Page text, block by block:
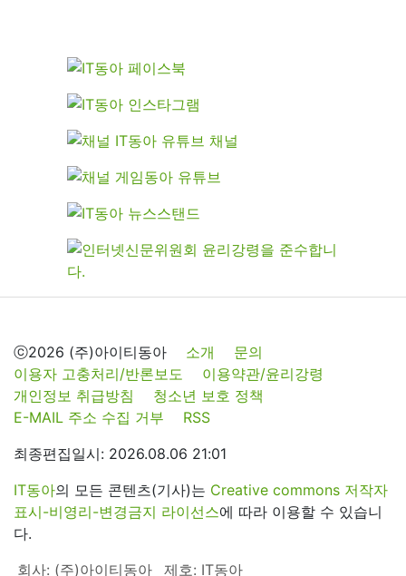
ⓒ2026 (주)아이티동아 소개
문의
이용자 고충처리/반론보도
이용약관/윤리강령
개인정보 취급방침
청소년 보호 정책
E-MAIL 주소 수집 거부
RSS
최종편집일시: 2026.08.06 21:01
IT동아의 모든 콘텐츠(기사)는 Creative commons 저작자
표시-비영리-변경금지 라이선스에 따라 이용할 수 있습니
다.
회사: (주)아이티동아
제호: IT동아